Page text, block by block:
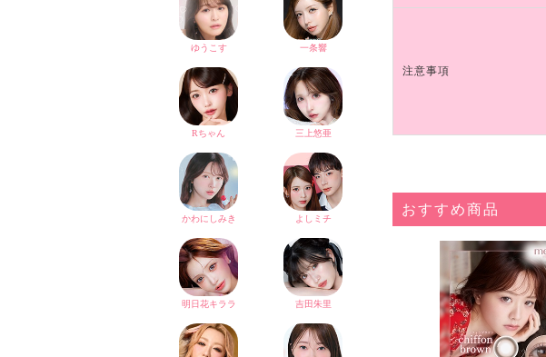
注意事項
おすすめ商品